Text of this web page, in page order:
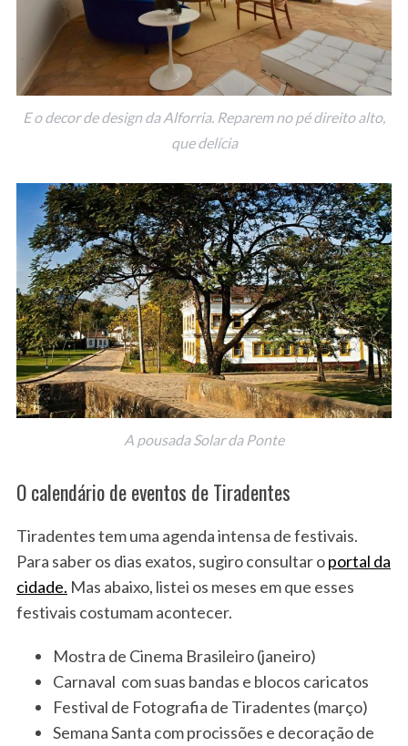
E o decor de design da Alforria. Reparem no pé direito alto,
que delícia
A pousada Solar da Ponte
O calendário de eventos de Tiradentes
Tiradentes tem uma agenda intensa de festivais.
Para saber os dias exatos, sugiro consultar oportal da
cidade. Mas abaixo, listei os meses em que esses
festivais costumam acontecer.
Mostra de Cinema Brasileiro (janeiro)
Carnaval com suas bandas e blocos caricatos
Festival de Fotografia de Tiradentes (março)
Semana Santa com procissões e decoração de